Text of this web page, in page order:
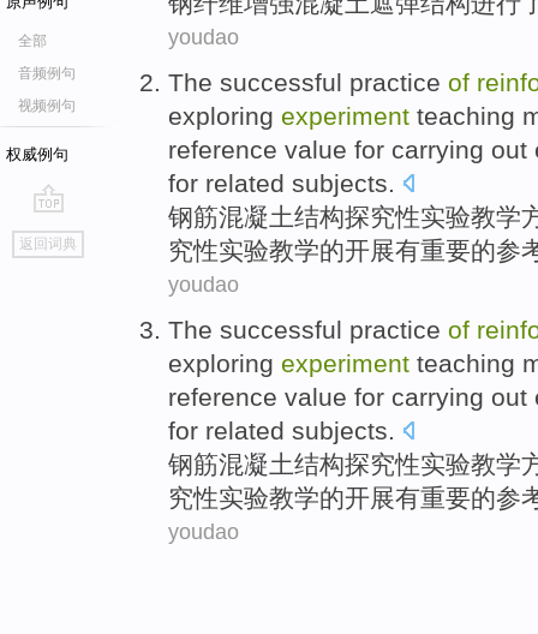
全部
音频例句
视频例句
权威例句
go
top
返回词典
youdao
The successful practice of
exploring experiment teaching
reference value for carrying out
for related subjects.
钢筋混凝土结构探究性实验教学
究性实验教学的开展有重要的参
youdao
The successful practice of
exploring experiment teaching
reference value for carrying out
for related subjects
钢筋混凝土结构探究性实验教学
究性实验教学的开展有重要的参
youdao